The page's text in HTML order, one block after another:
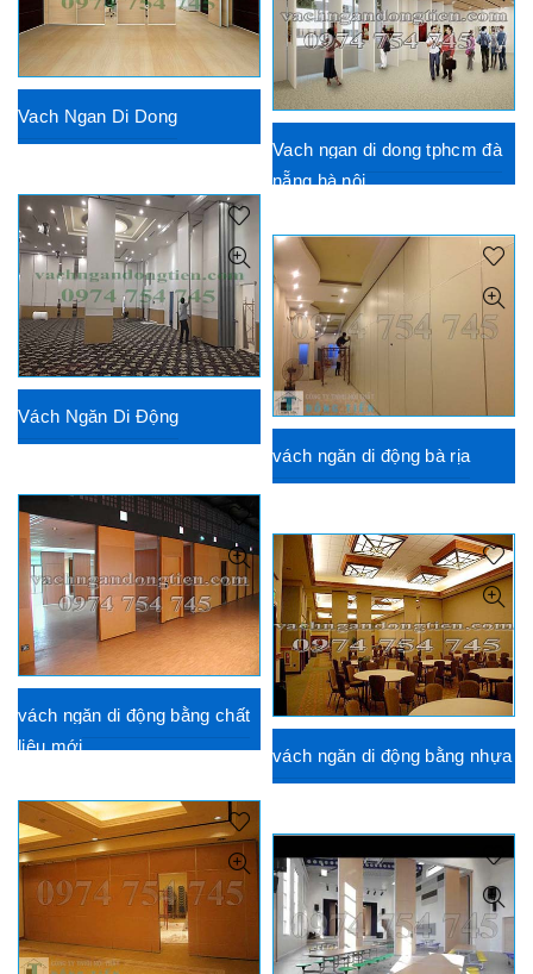
Vach Ngan Di Dong
Vach ngan di dong tphcm đà
nẵng hà nội
Vách Ngăn Di Động
vách ngăn di động bà rịa
vách ngăn di động bằng chất
liệu mới
vách ngăn di động bằng nhựa